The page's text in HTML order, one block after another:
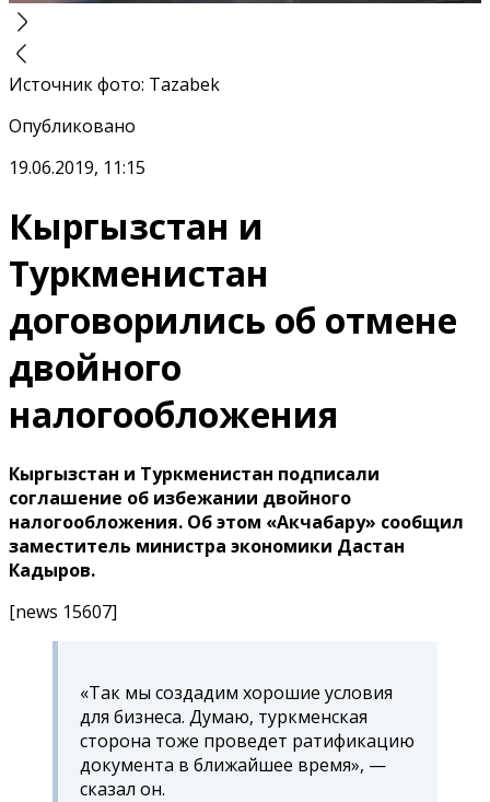
Источник фото: Tazabek
Опубликовано
19.06.2019, 11:15
Кыргызстан и
Туркменистан
договорились об отмене
двойного
налогообложения
Кыргызстан и Туркменистан подписали
соглашение об избежании двойного
налогообложения. Об этом «Акчабару» сообщил
заместитель министра экономики Дастан
Кадыров.
[news 15607]
«Так мы создадим хорошие условия
для бизнеса. Думаю, туркменская
сторона тоже проведет ратификацию
документа в ближайшее время», —
сказал он.